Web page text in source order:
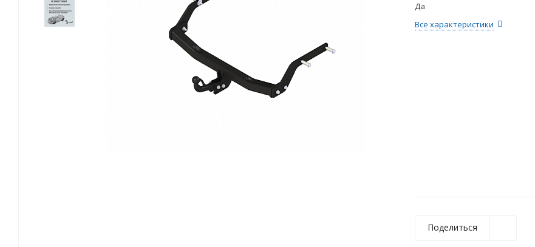
Да
Все характеристики
Поделиться